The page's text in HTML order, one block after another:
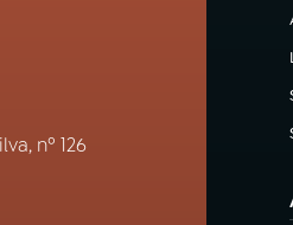
nº 126